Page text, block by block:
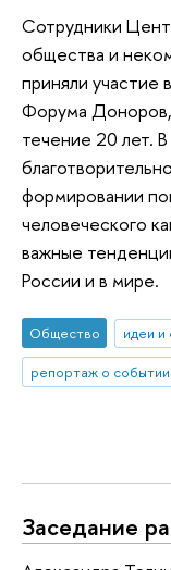
Сотрудники
общества и
приняли
Форума Доноров,
течение 20 лет.
формировании
человеческого
важные
России и в мире.
Общество идеи и
репортаж о событии
Заседание